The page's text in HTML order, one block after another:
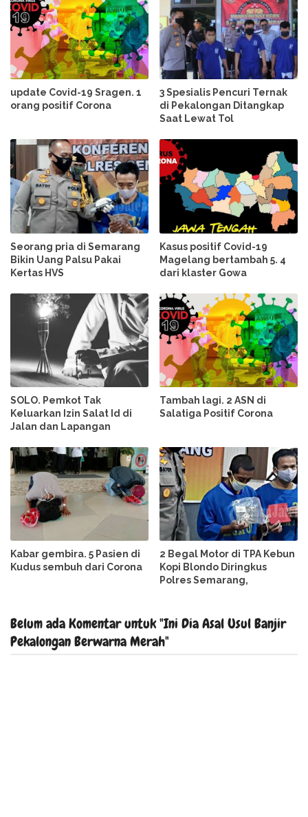
update Covid-19 Sragen. 1
orang positif Corona
3 Spesialis Pencuri Ternak
di Pekalongan Ditangkap
Saat Lewat Tol
Seorang pria di Semarang
Bikin Uang Palsu Pakai
Kertas HVS
Kasus positif Covid-19
Magelang bertambah 5. 4
dari klaster Gowa
SOLO. Pemkot Tak
Keluarkan Izin Salat Id di
Jalan dan Lapangan
Tambah lagi. 2 ASN di
Salatiga Positif Corona
Kabar gembira. 5 Pasien di
Kudus sembuh dari Corona
2 Begal Motor di TPA Kebun
Kopi Blondo Diringkus
Polres Semarang,
Belum ada Komentar untuk "Ini Dia Asal Usul Banjir
Pekalongan Berwarna Merah"